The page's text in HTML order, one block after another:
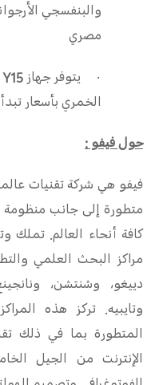
مصري
·
يتوفر جهازY15
الخمري بأسعار تبدأ من 3,299
حول فيفو :
فيفو هي شركة تقنيات
متطورة إلى جانب منظومة
كافة أنحاء العالم. تملك
مراكز البحث العلمي
دييغو، وشنتشن،
وتايبيه. تركز هذه
المتطورة بما في ذلك
الإنترنت من الجيل